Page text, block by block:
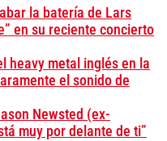
la batería de Lars
en su reciente concierto
heavy metal inglés en la
el sonido de
Newsted (ex-
muy por delante de ti”